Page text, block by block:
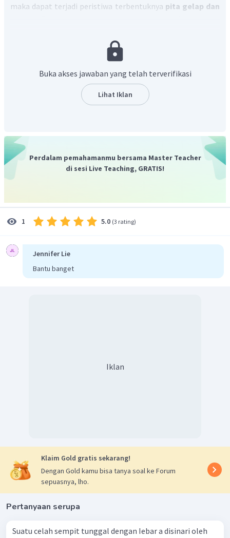
maka dapat terjadi peristiwa terbentuknya pita gelap dan
terbentuklah cahaya baru yang menyebar ke segala arah.
Dengan demikian jawaban yang benar A.
Buka akses jawaban yang telah terverifikasi
Lihat Iklan
Perdalam pemahamanmu bersama Master Teacher
di sesi Live Teaching, GRATIS!
1 5.0 (3 rating)
Jennifer Lie
Bantu banget
Iklan
Klaim Gold gratis sekarang!
Dengan Gold kamu bisa tanya soal ke Forum
sepuasnya, lho.
Pertanyaan serupa
Suatu celah sempit tunggal dengan Iebar a disinari oleh